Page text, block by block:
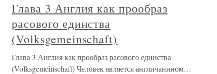
Глава 3 Англия как прообраз
расового единства
(Volksgemeinschaft)
Глава 3 Англия как прообраз расового единства
(Volksgemeinschaft) Человек является англичанином…